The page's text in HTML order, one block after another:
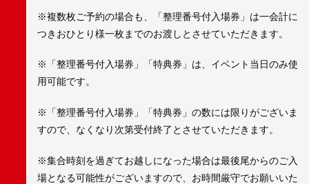
※複数枚ご予約の場合も、「整理番号付入場券」は一会計に
つきおひとり様一枚までのお渡しとさせていただきます。
※「整理番号付入場券」「特典券」は、イベント当日のみ使
用可能です。
※「整理番号付入場券」「特典券」の数には限りがございま
すので、なくなり次第受付終了とさせていただきます。
※集合時刻を過ぎてお越しになった場合は最後尾からのご入
場となる可能性がございますので、お時間厳守でお願いいた